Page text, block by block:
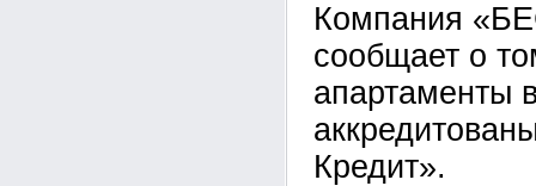
Компания
сообщает о
апартаменты
Кредит».